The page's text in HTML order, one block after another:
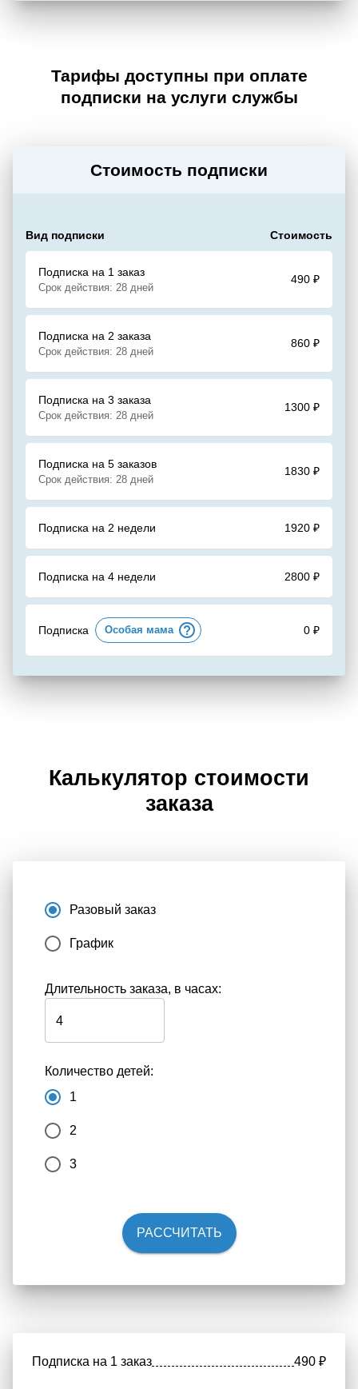
Тарифы доступны при оплате
подписки на услуги службы
Стоимость подписки
Вид подписки Стоимость
Подписка на 1 заказ
Срок действия: 28 дней
490 ₽
Подписка на 2 заказа
Срок действия: 28 дней
860 ₽
Подписка на 3 заказа
Срок действия: 28 дней
1300 ₽
Подписка на 5 заказов
Срок действия: 28 дней
1830 ₽
Подписка на 2 недели 1920 ₽
Подписка на 4 недели 2800 ₽
Подписка Особая мама 0 ₽
Калькулятор стоимости
заказа
Разовый заказ
График
Длительность заказа, в часах:
Количество детей:
1
2
3
РАССЧИТАТЬ
Подписка на 1 заказ 490 ₽